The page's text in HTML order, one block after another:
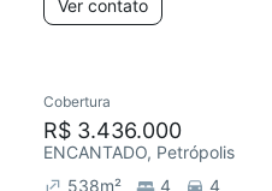
Ver contato
Cobertura
R$ 3.436.000
ENCANTADO, Petrópolis
538m² 4 4